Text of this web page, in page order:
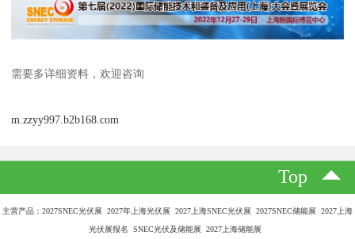
需要多详细资料，欢迎咨询
m.zzyy997.b2b168.com
Top
主营产品：2027SNEC光伏展 2027年上海光伏展 2027上海SNEC光伏展 2027SNEC储能展 2027上海
光伏展报名 SNEC光伏及储能展 2027上海储能展